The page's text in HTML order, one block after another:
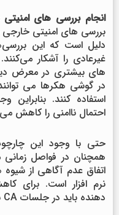
انجام بررسی های
بررسی های امنیتی خارجی
دلیل است که این
غیرعادی را آشکار
های بیشتری در معرض
در گوشی هکرها می
استفاده کنند.
احتمال ناامنی را کاهش
حتی با وجود این
همچنان در فواصل
اتفاق عدم آگاهی از
نرم افزار است. برای
دهنده باید در جلسات CA شرکت کنند.